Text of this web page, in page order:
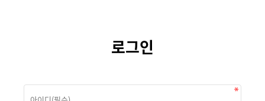
로그인